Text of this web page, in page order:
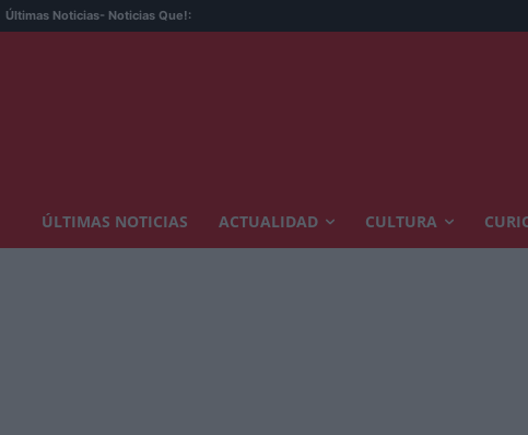
Últimas Noticias- Noticias Que!:
ÚLTIMAS NOTICIAS ACTUALIDAD CULTURA